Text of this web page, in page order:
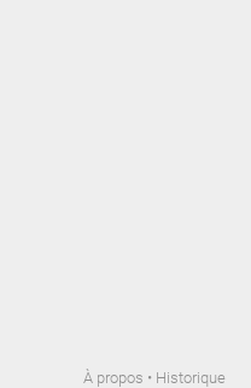
À propos • Historique